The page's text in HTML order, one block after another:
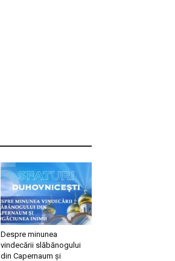
Despre minunea
vindecării slăbănogului
din Capernaum și